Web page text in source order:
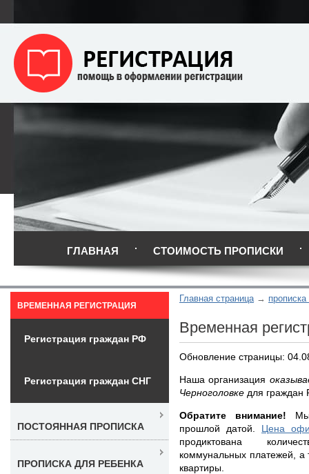
ГЛАВНАЯ СТОИМОСТЬ ПРОПИСКИ
Главная страница
Временная
Обновление страницы:
Наша организация
Черноголовке для граждан
Обратите внимание! Мы
прошлой датой. Цена
продиктована
коммунальных платежей, а
квартиры.
ВРЕМЕННАЯ РЕГИСТРАЦИЯ
Регистрация граждан РФ
Регистрация граждан СНГ
ПОСТОЯННАЯ ПРОПИСКА
ПРОПИСКА ДЛЯ РЕБЕНКА